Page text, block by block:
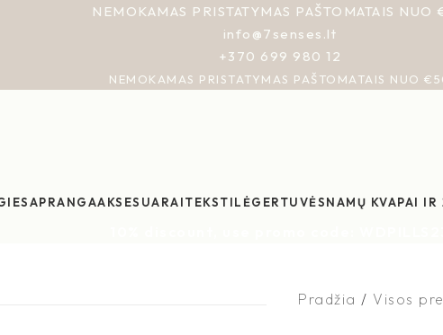
NEMOKAMAS PRISTATYMAS PAŠTOMATAIS NUO
info@7senses.lt
+370 699 980 12
NEMOKAMAS PRISTATYMAS PAŠTOMATAIS NUO
APRANGAAKSESUARAITEKSTILĖGERTUVĖSNAMŲ KVAPAI IR
Pradžia Visos